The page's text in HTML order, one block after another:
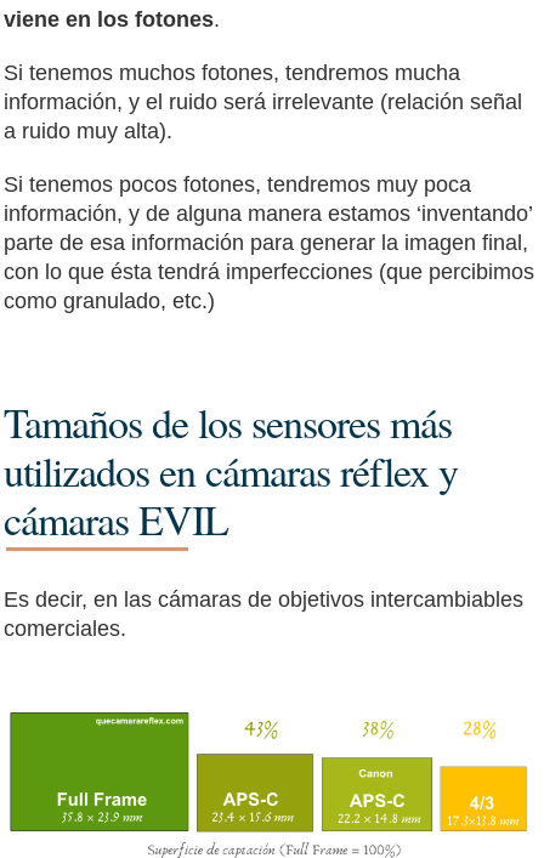
viene en los fotones.
Si tenemos muchos fotones, tendremos mucha
información, y el ruido será irrelevante (relación señal
a ruido muy alta).
Si tenemos pocos fotones, tendremos muy poca
información, y de alguna manera estamos ‘inventando’
parte de esa información para generar la imagen final,
con lo que ésta tendrá imperfecciones (que percibimos
como granulado, etc.)
Tamaños de los sensores más
utilizados en cámaras réflex y
cámaras EVIL
Es decir, en las cámaras de objetivos intercambiables
comerciales.